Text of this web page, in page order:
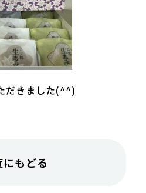
だきました(^^)
にもどる